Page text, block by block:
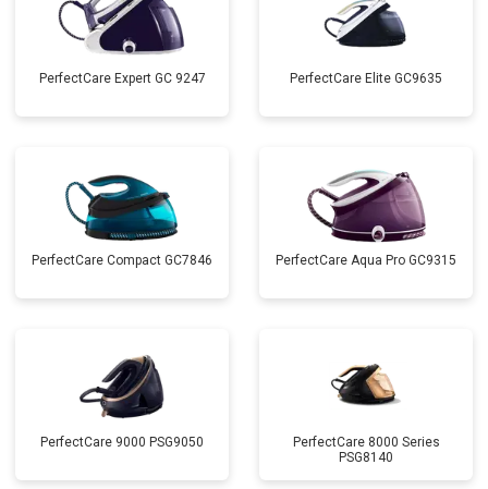
PerfectCare Expert GC 9247 PerfectCare Elite GC9635
PerfectCare Compact GC7846 PerfectCare Aqua Pro GC9315
PerfectCare 9000 PSG9050
PerfectCare 8000 Series
PSG8140